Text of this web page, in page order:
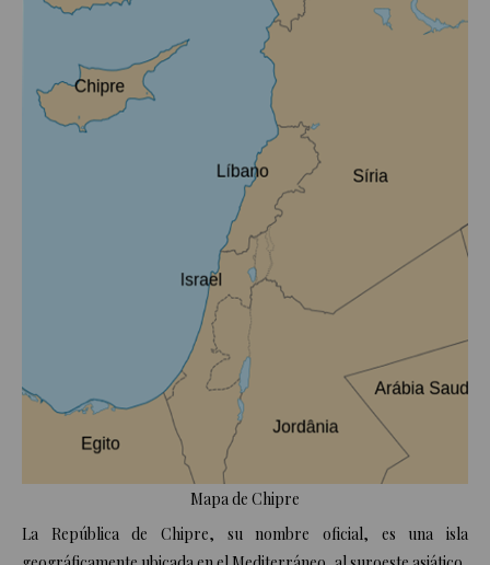
Mapa de Chipre
La República de Chipre, su nombre oficial, es una isla